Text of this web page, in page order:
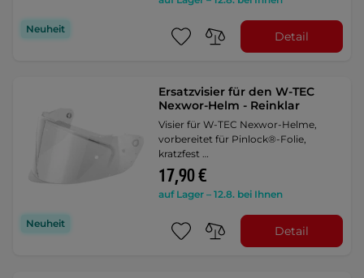
Neuheit
Detail
Neuheit
Ersatzvisier für den W-TEC
Nexwor-Helm - Reinklar
Visier für W-TEC Nexwor-Helme,
vorbereitet für Pinlock®-Folie,
kratzfest …
17,90 €
auf Lager – 12.8. bei Ihnen
Detail